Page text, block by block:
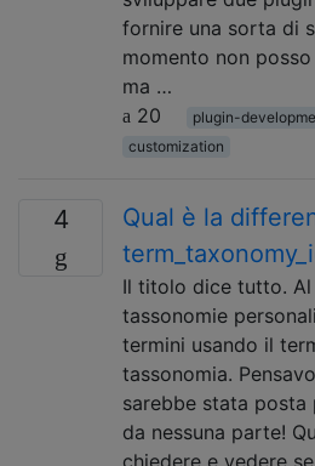
fornire una sorta di
momento non
ma …
20
plugin-
customization
4
Qual è la
Il titolo dice tutto.
tassonomie
termini usando il
tassonomia.
sarebbe stata
da nessuna parte!
chiedere e vedere